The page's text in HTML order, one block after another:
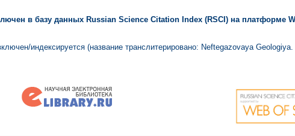
в базу данных Russian Science Citation Index (RSCI) на платформе
индексируется (название транслитерировано: Neftegazovaya